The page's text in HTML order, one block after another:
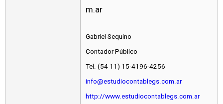
m.ar
Gabriel Sequino
Contador Público
Tel. (54 11) 15-4196-4256
info@estudiocontablegs.com.ar
http://www.estudiocontablegs.com.ar